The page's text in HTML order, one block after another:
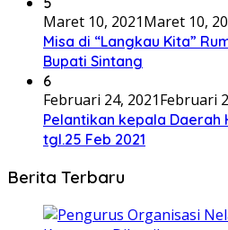
Maret 10, 2021Maret 10,
Misa di “Langkau Kita”
Bupati Sintang
6
Februari 24, 2021Februari
Pelantikan kepala Daerah
tgl.25 Feb 2021
Berita Terbaru